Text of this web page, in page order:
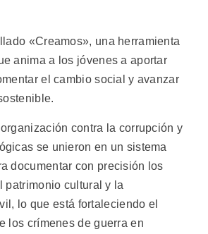
«Creamos», una herramienta
anima a los jóvenes a aportar
el cambio social y avanzar
contra la corrupción y
se unieron en un sistema
documentar con precisión los
patrimonio cultural y la
lo que está fortaleciendo el
los crímenes de guerra en